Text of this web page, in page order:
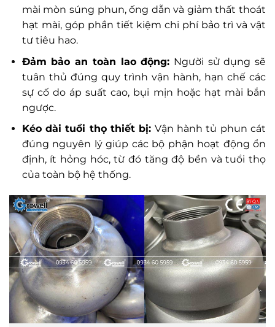
mài mòn súng phun, ống dẫn và giảm thất thoát
hạt mài, góp phần tiết kiệm chi phí bảo trì và vật
tư tiêu hao.
Đảm bảo an toàn lao động: Người sử dụng sẽ
tuân thủ đúng quy trình vận hành, hạn chế các
sự cố do áp suất cao, bụi mịn hoặc hạt mài bắn
ngược.
Kéo dài tuổi thọ thiết bị: Vận hành tủ phun cát
đúng nguyên lý giúp các bộ phận hoạt động ổn
định, ít hỏng hóc, từ đó tăng độ bền và tuổi thọ
của toàn bộ hệ thống.